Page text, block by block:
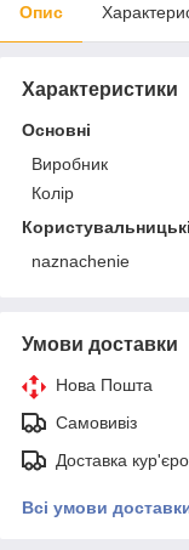
Опис
Характеристики
Основні
Виробник
Колір
naznachenie
Умови доставки
Нова Пошта
Самовивіз
Доставка
Всі умови